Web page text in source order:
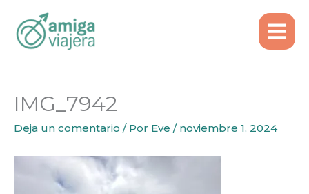
contenido
IMG_7942
IMG_7942
Deja un comentario / Por Eve / noviembre 1, 2024